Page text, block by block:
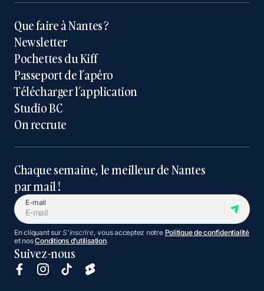
Que faire à Nantes ?
Newsletter
Pochettes du Kiff
Passeport de l’apéro
Télécharger l’application
Studio BC
On recrute
Chaque semaine, le meilleur de Nantes
par mail !
E-mail
En cliquant surS'inscrire, vous acceptez notre Politique de confidentialité
et nosConditions d’utilisation.
Suivez-nous